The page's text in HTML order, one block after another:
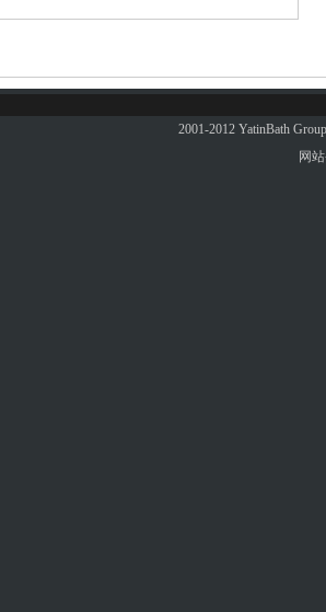
2001-2012 YatinBath
网